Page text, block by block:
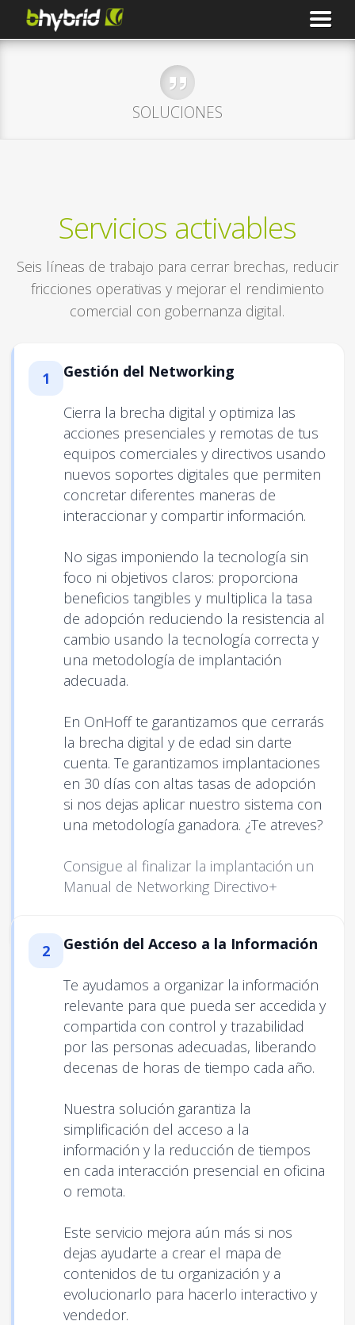
SOLUCIONES
Servicios activables
Seis líneas de trabajo para cerrar brechas, reducir
fricciones operativas y mejorar el rendimiento
comercial con gobernanza digital.
1 Gestión del Networking
Cierra la brecha digital y optimiza las
acciones presenciales y remotas de tus
equipos comerciales y directivos usando
nuevos soportes digitales que permiten
concretar diferentes maneras de
interaccionar y compartir información.
No sigas imponiendo la tecnología sin
foco ni objetivos claros: proporciona
beneficios tangibles y multiplica la tasa
de adopción reduciendo la resistencia al
cambio usando la tecnología correcta y
una metodología de implantación
adecuada.
En OnHoff te garantizamos que cerrarás
la brecha digital y de edad sin darte
cuenta. Te garantizamos implantaciones
en 30 días con altas tasas de adopción
si nos dejas aplicar nuestro sistema con
una metodología ganadora. ¿Te atreves?
Consigue al finalizar la implantación un
Manual de Networking Directivo+
2 Gestión del Acceso a la Información
Te ayudamos a organizar la información
relevante para que pueda ser accedida y
compartida con control y trazabilidad
por las personas adecuadas, liberando
decenas de horas de tiempo cada año.
Nuestra solución garantiza la
simplificación del acceso a la
información y la reducción de tiempos
en cada interacción presencial en oficina
o remota.
Este servicio mejora aún más si nos
dejas ayudarte a crear el mapa de
contenidos de tu organización y a
evolucionarlo para hacerlo interactivo y
vendedor.